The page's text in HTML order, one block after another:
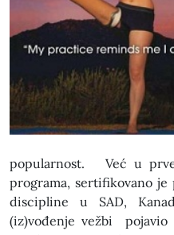
popularnost. Već u
programa, sertifikovano
discipline u SAD,
(iz)vođenje vežbi pojavio